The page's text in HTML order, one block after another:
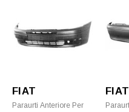
FIAT
Paraurti Anteriore Per
FIAT